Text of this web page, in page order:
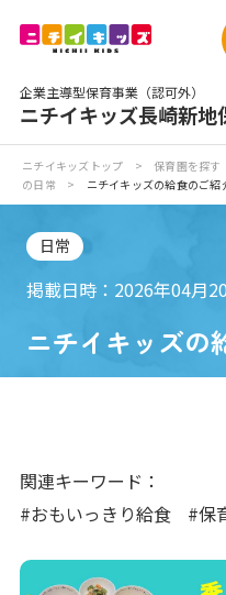
企業主導型保育事業（認可外）
ニチイキッズ長崎新地
ニチイが大切にしている
お食事
入園の概要
写真販売サービス
各種書類
ニチイキッズトップ > 保育園を探す
の日常
> ニチイキッズの給食のご紹
日常
掲載日時：2026年04月
ニチイキッズの
関連キーワード：
#おもいっきり給食
#保